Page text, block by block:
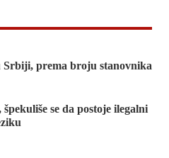
Srbiji, prema broju stanovnika
se da postoje ilegalni